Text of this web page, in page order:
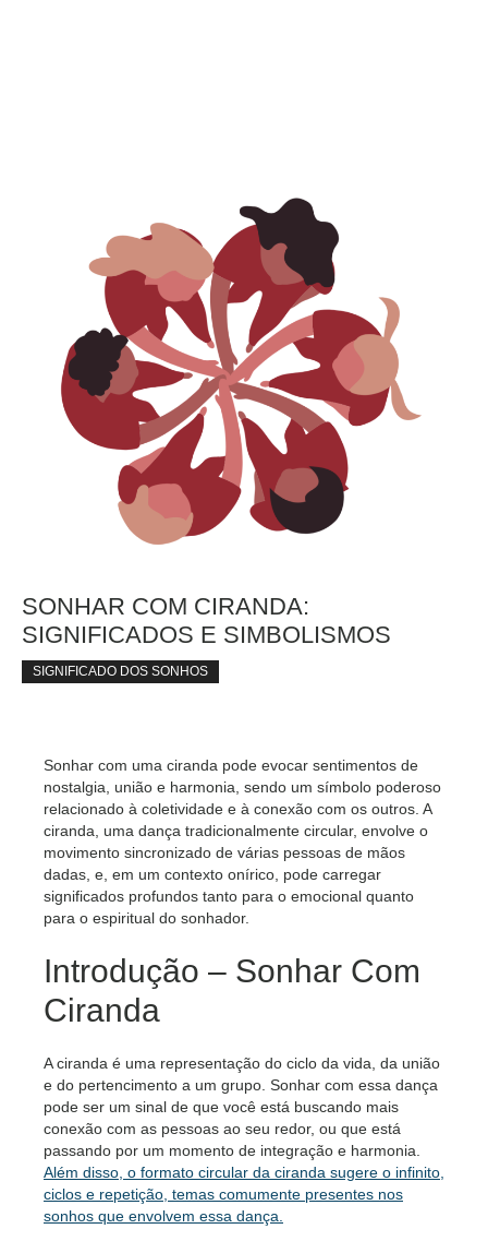
SONHAR COM CIRANDA:
SIGNIFICADOS E SIMBOLISMOS
SIGNIFICADO DOS SONHOS
Sonhar com uma ciranda pode evocar sentimentos de
nostalgia, união e harmonia, sendo um símbolo poderoso
relacionado à coletividade e à conexão com os outros. A
ciranda, uma dança tradicionalmente circular, envolve o
movimento sincronizado de várias pessoas de mãos
dadas, e, em um contexto onírico, pode carregar
significados profundos tanto para o emocional quanto
para o espiritual do sonhador.
Introdução – Sonhar Com
Ciranda
A ciranda é uma representação do ciclo da vida, da união
e do pertencimento a um grupo. Sonhar com essa dança
pode ser um sinal de que você está buscando mais
conexão com as pessoas ao seu redor, ou que está
passando por um momento de integração e harmonia.
Além disso, o formato circular da ciranda sugere o infinito,
ciclos e repetição, temas comumente presentes nos
sonhos que envolvem essa dança.